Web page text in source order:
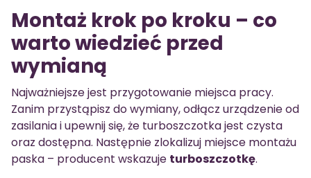
Montaż krok po kroku – co
warto wiedzieć przed
wymianą
Najważniejsze jest przygotowanie miejsca pracy.
Zanim przystąpisz do wymiany, odłącz urządzenie od
zasilania i upewnij się, że turboszczotka jest czysta
oraz dostępna. Następnie zlokalizuj miejsce montażu
paska – producent wskazuje turboszczotkę.